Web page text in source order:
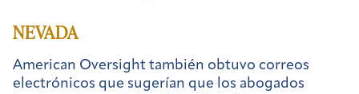
NEVADA
American Oversight también obtuvo correos
electrónicos que sugerían que los abogados